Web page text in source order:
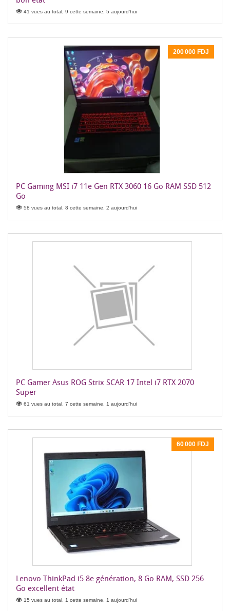
41 vues au total, 9 cette semaine, 5 aujourd'hui
200 000 FDJ
PC Gaming MSI i7 11e Gen RTX 3060 16 Go RAM SSD 512
Go
58 vues au total, 8 cette semaine, 2 aujourd'hui
PC Gamer Asus ROG Strix SCAR 17 Intel i7 RTX 2070
Super
61 vues au total, 7 cette semaine, 1 aujourd'hui
60 000 FDJ
Lenovo ThinkPad i5 8e génération, 8 Go RAM, SSD 256
Go excellent état
15 vues au total, 1 cette semaine, 1 aujourd'hui